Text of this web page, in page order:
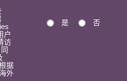
户
访
据
外
是 否